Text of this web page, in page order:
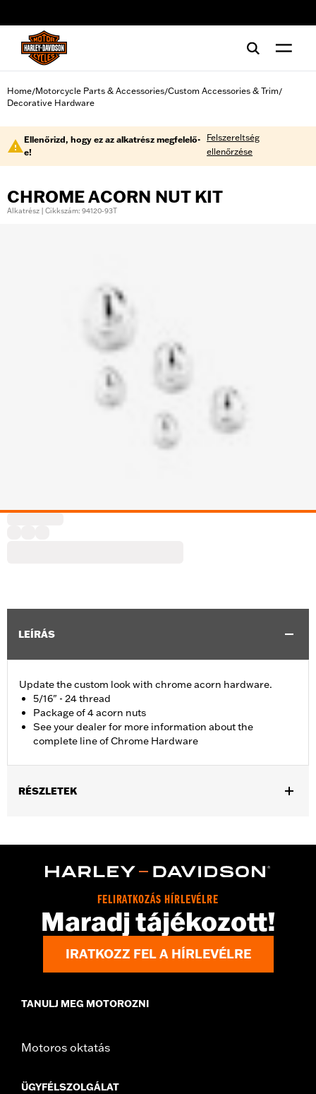
Home/Motorcycle Parts & Accessories/Custom Accessories & Trim/
Decorative Hardware
Ellenőrizd, hogy ez az alkatrész megfelelő-
e!
Felszereltség
ellenőrzése
CHROME ACORN NUT KIT
Alkatrész | Cikkszám: 94120-93T
LEÍRÁS
Update the custom look with chrome acorn hardware.
5/16" - 24 thread
Package of 4 acorn nuts
See your dealer for more information about the
complete line of Chrome Hardware
RÉSZLETEK
WARRANTY:1 year limited warranty – Go towww.h-
FELIRATKOZÁS HÍRLEVÉLRE
Maradj tájékozott!
IRATKOZZ FEL A HÍRLEVÉLRE
TANULJ MEG MOTOROZNI
Motoros oktatás
ÜGYFÉLSZOLGÁLAT